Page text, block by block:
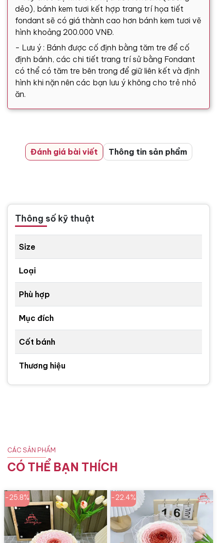
dẻo), bánh kem tươi kết hợp trang trí họa tiết
fondant sẽ có giá thành cao hơn bánh kem tươi vẽ
hình khoảng 200.000 VNĐ.
- Lưu ý : Bánh được cố định bằng tăm tre để cố
định bánh, các chi tiết trang trí sử bằng Fondant
có thể có tăm tre bên trong để giữ liên kết và định
hình khi nặn nên các bạn lưu ý không cho trẻ nhỏ
ăn.
Đánh giá bài viết Thông tin sản phẩm
Thông số kỹ thuật
Size
Loại
Phù hợp
Mục đích
Cốt bánh
Thương hiệu
CÁC SẢN PHẨM
CÓ THỂ BẠN THÍCH
-25.8% -22.4%